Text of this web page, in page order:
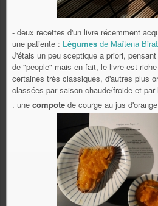
- deux recettes d'un livre récemment
une patiente : Légumes de Maïtena
J'étais un peu sceptique a priori,
de "people" mais en fait, le livre est
certaines très classiques, d'autres plus
classées par saison chaude/froide et par
. une compote de courge au jus